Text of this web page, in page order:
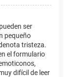
ser
pequeño
tristeza.
el formulario
difícil de leer